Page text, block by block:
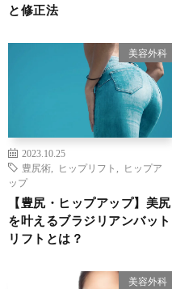
と修正法
美容外科
2023.10.25
豊尻術
ヒップリフト
ヒップア
ップ
【豊尻・ヒップアップ】美尻
を叶えるブラジリアンバット
リフトとは？
美容外科